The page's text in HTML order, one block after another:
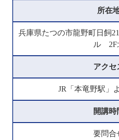
所在
兵庫県たつの市龍野町日飼
ル 2F
アクセ
JR「本竜野駅」
開講時
要問合